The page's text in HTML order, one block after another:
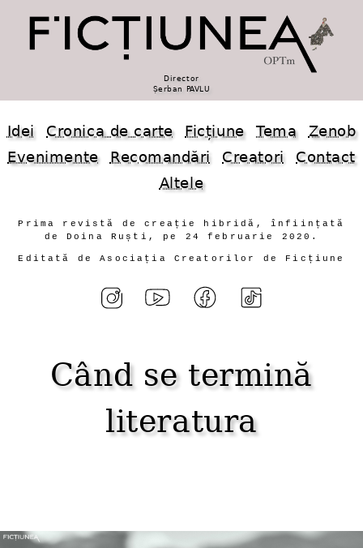
Director
Șerban PAVLU
Idei Cronica de carte Ficțiune Tema
Zenob
Evenimente
Recomandări Creatori
Contact
Altele
Prima revistă de creație hibridă, înființată
de Doina Ruști, pe 24 februarie 2020.
Editată de Asociația Creatorilor de Ficțiune
Când se termină
literatura